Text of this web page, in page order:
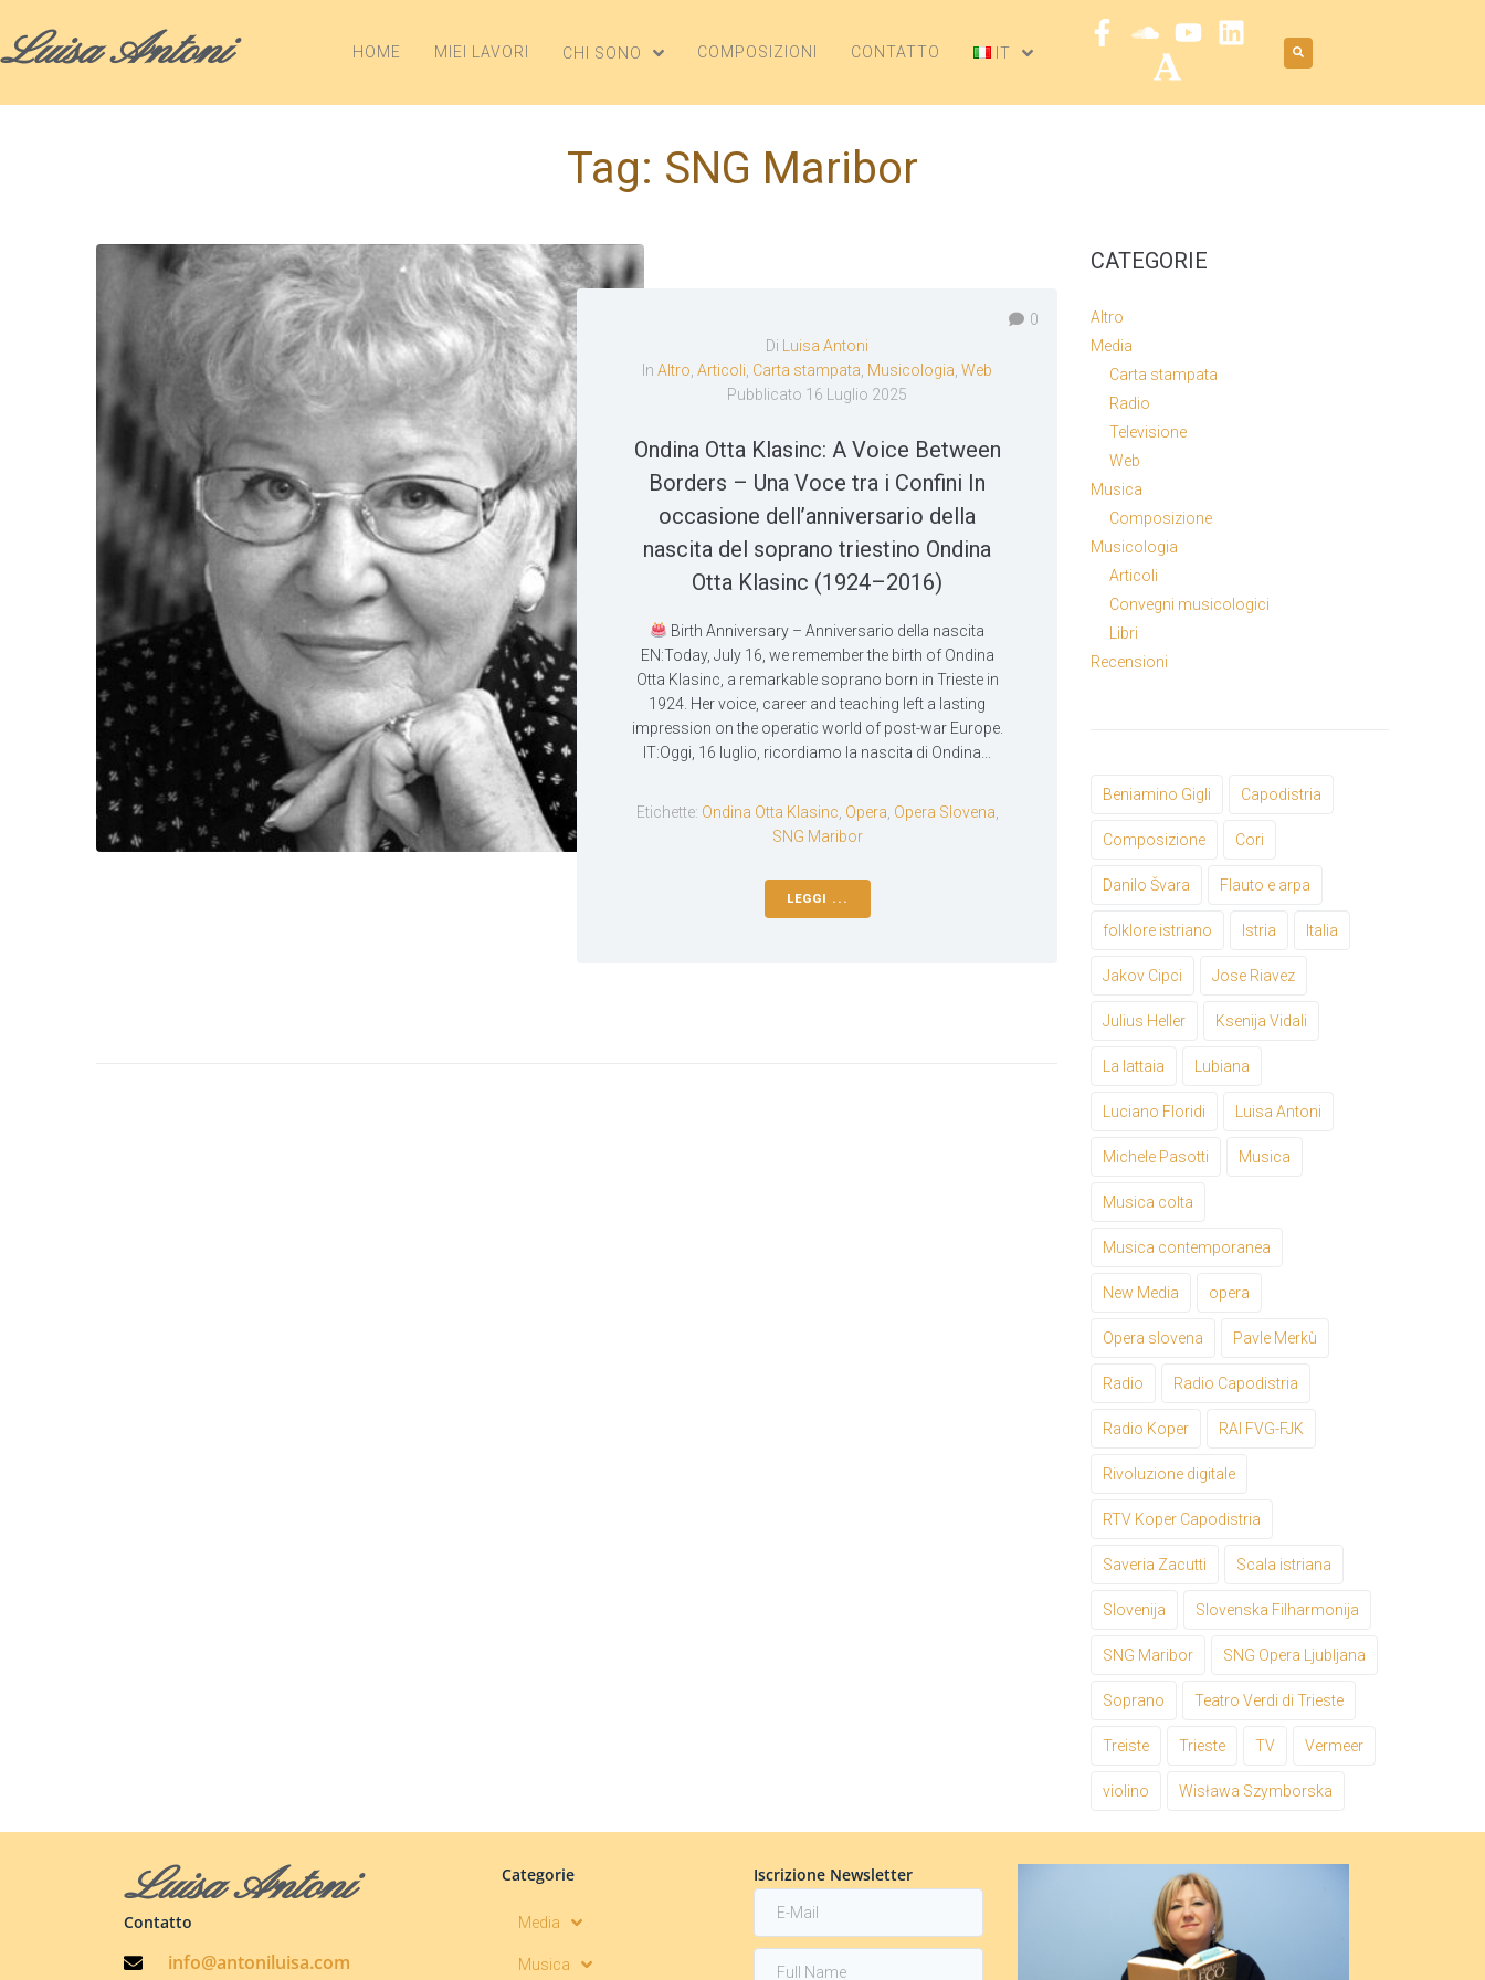
Luisa Antoni HOME MIEI LAVORI CHI SONO COMPOSIZIONI CONTATTO IT
Tag: SNG Maribor
0
Di
Luisa Antoni
In Altro Articoli Carta stampata Musicologia Web
Pubblicato 16 Luglio 2025
Ondina Otta Klasinc: A Voice Between
Borders – Una Voce tra i Confini In
occasione dell’anniversario della
nascita del soprano triestino Ondina
Otta Klasinc (1924–2016)
Birth Anniversary – Anniversario della nascita
EN:Today, July 16, we remember the birth of Ondina
Otta Klasinc, a remarkable soprano born in Trieste in
1924. Her voice, career and teaching left a lasting
impression on the operatic world of post-war Europe.
IT:Oggi, 16 luglio, ricordiamo la nascita di Ondina...
Etichette: Ondina Otta Klasinc Opera Opera Slovena
SNG Maribor
LEGGI ...
CATEGORIE
Altro
Media
Carta stampata
Radio
Televisione
Web
Musica
Composizione
Musicologia
Articoli
Convegni musicologici
Libri
Recensioni
Beniamino Gigli Capodistria
Composizione Cori
Danilo Švara Flauto e arpa
folklore istriano Istria Italia
Jakov Cipci Jose Riavez
Julius Heller Ksenija Vidali
La lattaia Lubiana
Luciano Floridi Luisa Antoni
Michele Pasotti Musica
Musica colta
Musica contemporanea
New Media opera
Opera slovena Pavle Merkù
Radio Radio Capodistria
Radio Koper RAI FVG-FJK
Rivoluzione digitale
RTV Koper Capodistria
Saveria Zacutti Scala istriana
Slovenija Slovenska Filharmonija
SNG Maribor SNG Opera Ljubljana
Soprano Teatro Verdi di Trieste
Treiste Trieste TV Vermeer
violino Wisława Szymborska
Luisa Antoni
Contatto
info@antoniluisa.com
Categorie
Media
Musica
Iscrizione Newsletter